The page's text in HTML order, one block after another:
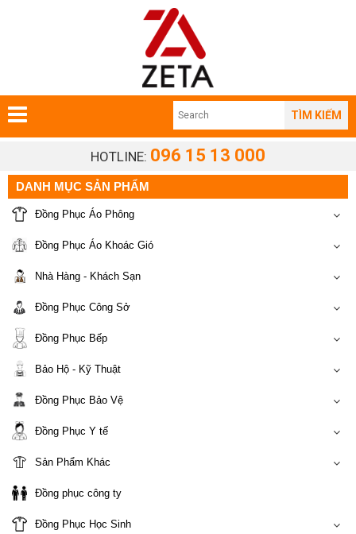
TÌM KIẾM
HOTLINE: 096 15 13 000
DANH MỤC SẢN PHẨM
Đồng Phục Áo Phông
Đồng Phục Áo Khoác Gió
Nhà Hàng - Khách Sạn
Đồng Phục Công Sở
Đồng Phục Bếp
Bảo Hộ - Kỹ Thuật
Đồng Phục Bảo Vệ
Đồng Phục Y tế
Sản Phẩm Khác
Đồng phục công ty
Đồng Phục Học Sinh